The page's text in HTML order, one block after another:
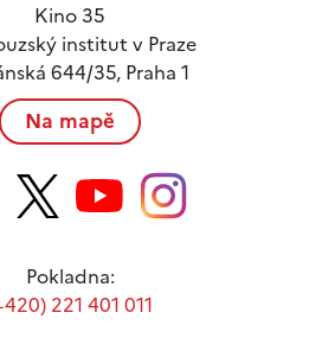
Kino 35
institut v Praze
644/35, Praha 1
Na mapě
Pokladna:
221 401 011